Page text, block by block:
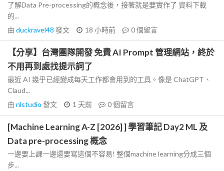
了解Data Pre-processing的概念後，接著就是要實作了 資料下載
的...
由 duckravel48 發文 18 小時前 0個留言
【分享】台灣團隊開發 免費 AI Prompt 管理網站，終於
不用再到處找提示詞了
最近 AI 幾乎已經變成每天工作都會用到的工具。像是 ChatGPT、
Claud...
由 nlstudio 發文 1 天前 0個留言
[Machine Learning A-Z [2026] ] 學習筆記 Day2 ML 及
Data pre-processing 概念
一邊要上課一邊還要寫這個不容易! 整個machine learning分成三個
步...